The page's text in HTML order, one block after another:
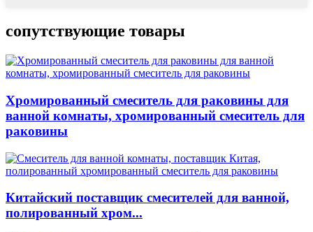
сопутствующие товары
Хромированный смеситель для раковины для
ванной комнаты, хромированный смеситель для
раковины
Китайский поставщик смесителей для ванной,
полированный хром...